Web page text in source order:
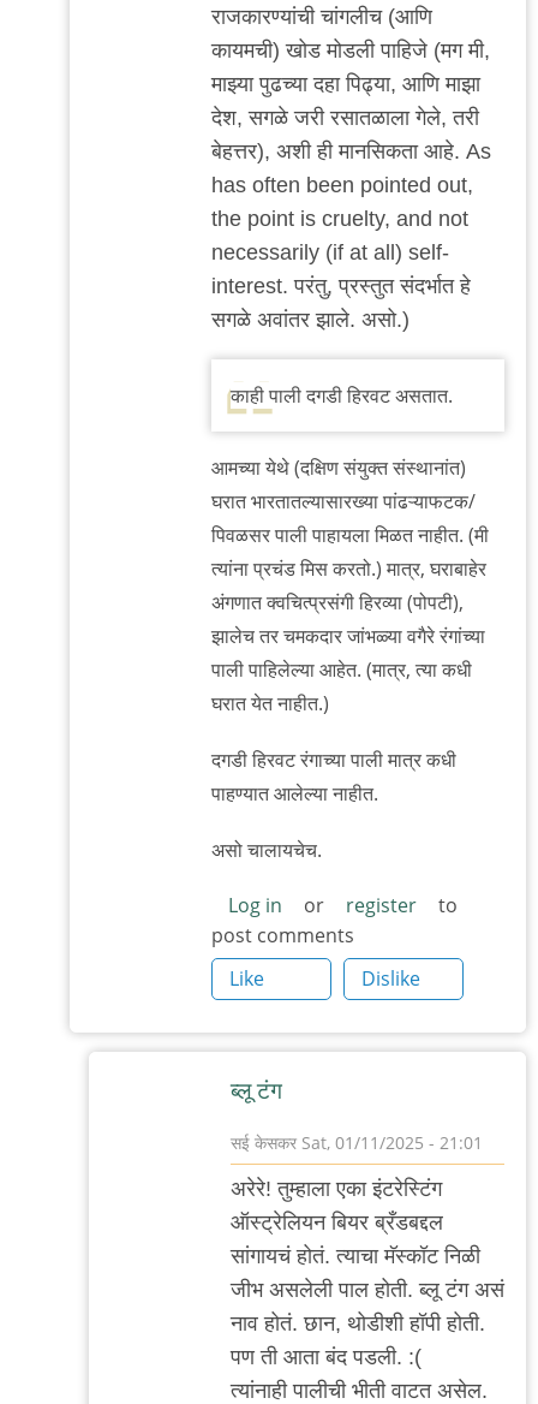
राजकारण्यांची चांगलीच (आणि
कायमची) खोड मोडली पाहिजे (मग मी,
माझ्या पुढच्या दहा पिढ्या, आणि माझा
देश, सगळे जरी रसातळाला गेले, तरी
बेहत्तर), अशी ही मानसिकता आहे. As
has often been pointed out,
the point is cruelty, and not
necessarily (if at all) self-
interest. परंतु, प्रस्तुत संदर्भात हे
सगळे अवांतर झाले. असो.)
काही पाली दगडी हिरवट असतात.
आमच्या येथे (दक्षिण संयुक्त संस्थानांत)
घरात भारतातल्यासारख्या पांढऱ्याफटक/
पिवळसर पाली पाहायला मिळत नाहीत. (मी
त्यांना प्रचंड मिस करतो.) मात्र, घराबाहेर
अंगणात क्वचित्प्रसंगी हिरव्या (पोपटी),
झालेच तर चमकदार जांभळ्या वगैरे रंगांच्या
पाली पाहिलेल्या आहेत. (मात्र, त्या कधी
घरात येत नाहीत.)
दगडी हिरवट रंगाच्या पाली मात्र कधी
पाहण्यात आलेल्या नाहीत.
असो चालायचेच.
Log in or register
to
post comments
Like
Dislike
ब्लू टंग
सई केसकर Sat, 01/11/2025 - 21:01
In
reply
to
बाजू
अरेरे! तुम्हाला एका इंटरेस्टिंग
ऑस्ट्रेलियन बियर ब्रँडबद्दल
सांगायचं होतं. त्याचा मॅस्कॉट निळी
जीभ असलेली पाल होती. ब्लू टंग असं
नाव होतं. छान, थोडीशी हॉपी होती.
पण ती आता बंद पडली. :(
त्यांनाही पालीची भीती वाटत असेल.